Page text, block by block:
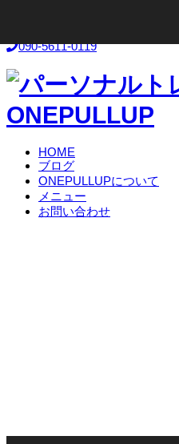
090-5611-0119
HOME
ブログ
ONEPULLUPについて
メニュー
お問い合わせ